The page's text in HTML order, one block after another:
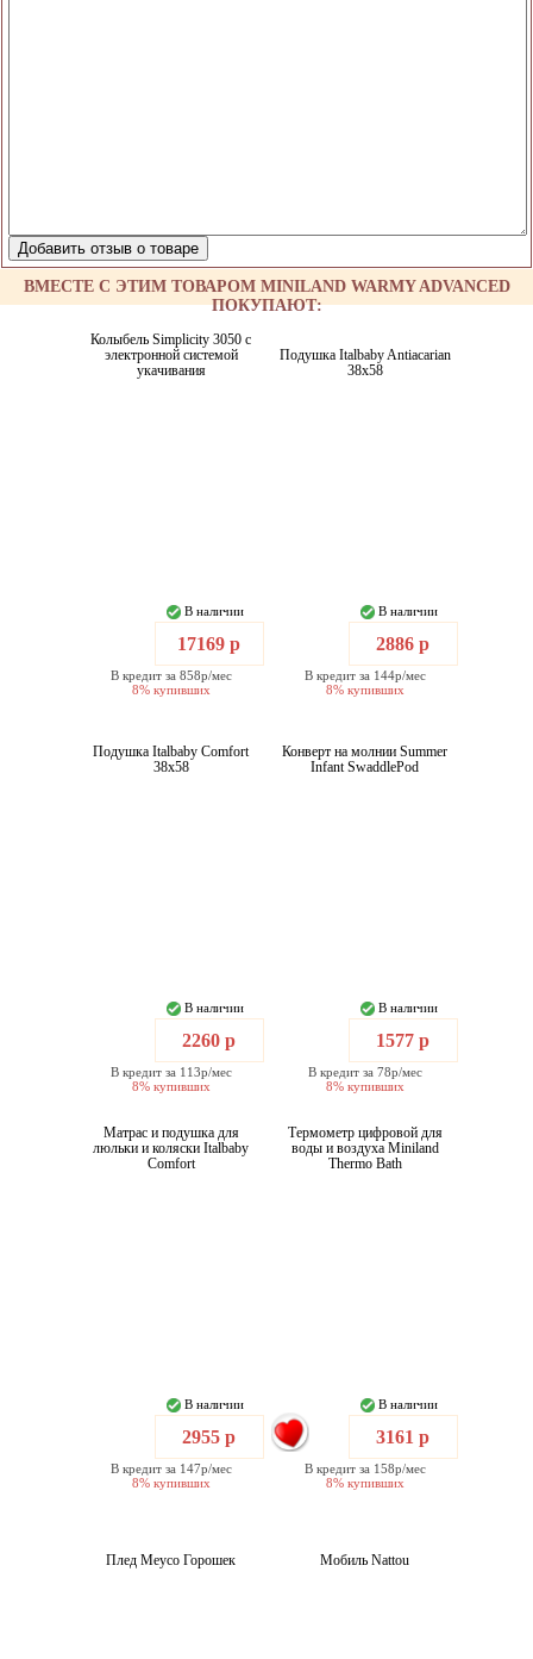
ВМЕСТЕ С ЭТИМ ТОВАРОМ MINILAND WARMY ADVANCED
ПОКУПАЮТ:
Колыбель Simplicity 3050 с
электронной системой
укачивания
В наличии
17169 р
В кредит за 858р/мес
8% купивших
Подушка Italbaby Antiacarian
38x58
В наличии
2886 р
В кредит за 144р/мес
8% купивших
Подушка Italbaby Comfort
38x58
В наличии
2260 р
В кредит за 113р/мес
8% купивших
Конверт на молнии Summer
Infant SwaddlePod
В наличии
1577 р
В кредит за 78р/мес
8% купивших
Матрас и подушка для
люльки и коляски Italbaby
Comfort
В наличии
2955 р
В кредит за 147р/мес
8% купивших
Термометр цифровой для
воды и воздуха Miniland
Thermo Bath
В наличии
3161 р
В кредит за 158р/мес
8% купивших
Плед Meyco Горошек Мобиль Nattou